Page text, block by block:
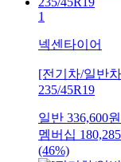
1
넥센타이어
[전기차/일반
235/45R19
일반 336,600원
멤버십 180,285
(46%)